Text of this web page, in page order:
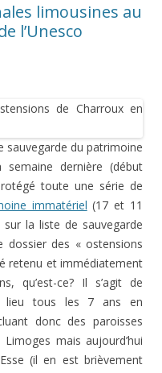
limousines au
l’Unesco
sauvegarde du patrimoine
semaine dernière (début
toute une série de
immatériel (17 et 11
la liste de sauvegarde
dossier des « ostensions
retenu et immédiatement
qu’est-ce? Il s’agit de
lieu tous les 7 ans en
donc des paroisses
mais aujourd’hui
(il en est brièvement